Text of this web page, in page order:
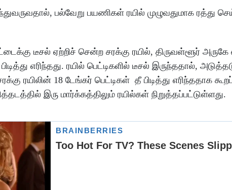
பல்வேறு பயணிகள் ரயில் முழுவதுமாக ரத்து
டீசல் ஏற்றிச் சென்ற சரக்கு ரயில், திருவள்ளூர் அருகே
எரிந்தது. ரயில் பெட்டிகளில் டீசல் இருந்ததால்,
ரயிலின் 18 டேங்கர் பெட்டிகள் தீ பிடித்து எரிந்ததாக
இரு மார்க்கத்திலும் ரயில்கள் நிறுத்தப்பட்டுள்ளது.